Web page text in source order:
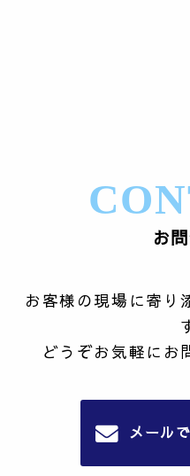
お
お客様の現場に寄り
どうぞお気軽にお
メール